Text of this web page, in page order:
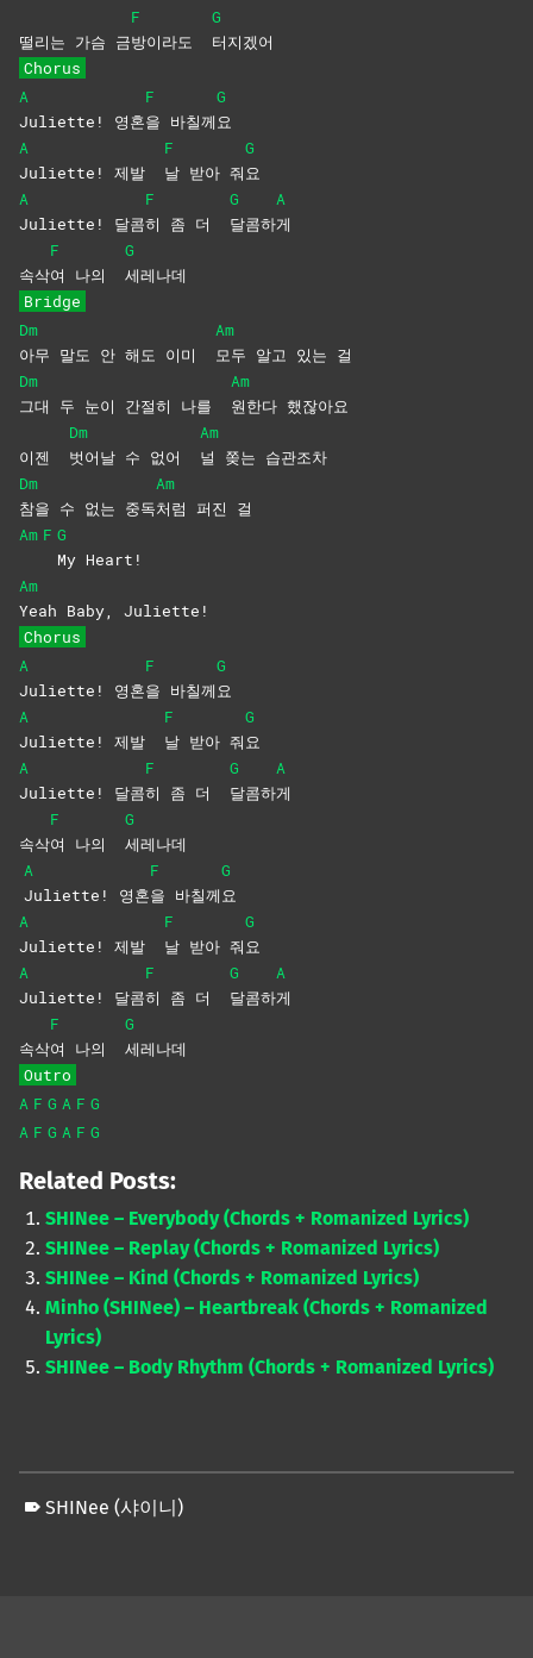
떨리는 가슴 금
F
방이라도
G
터지겠어
Chorus
A
Juliette! 영혼
F
을 바칠께
G
요
A
Juliette! 제발
F
날 받아 줘
G
요
A
Juliette! 달콤
F
히 좀 더
G
달콤하
A
게
속삭
F
여 나의
G
세레나데
Bridge
Dm
아무 말도 안 해도 이미
Am
모두 알고 있는 걸
Dm
그대 두 눈이 간절히 나를
Am
원한다 했잖아요
이젠
Dm
벗어날 수 없어
Am
널 쫒는 습관조차
Dm
참을 수 없는 중독
Am
처럼 퍼진 걸
Am F G
My Heart!
Am
Yeah Baby, Juliette!
Chorus
A
Juliette! 영혼
F
을 바칠께
G
요
A
Juliette! 제발
F
날 받아 줘
G
요
A
Juliette! 달콤
F
히 좀 더
G
달콤하
A
게
속삭
F
여 나의
G
세레나데
A
Juliette! 영혼
F
을 바칠께
G
요
A
Juliette! 제발
F
날 받아 줘
G
요
A
Juliette! 달콤
F
히 좀 더
G
달콤하
A
게
속삭
F
여 나의
G
세레나데
Outro
A F G A F G
A F G A F G
Related Posts:
SHINee – Everybody (Chords + Romanized Lyrics)
SHINee – Replay (Chords + Romanized Lyrics)
SHINee – Kind (Chords + Romanized Lyrics)
Minho (SHINee) – Heartbreak (Chords + Romanized
Lyrics)
SHINee – Body Rhythm (Chords + Romanized Lyrics)
SHINee (샤이니)